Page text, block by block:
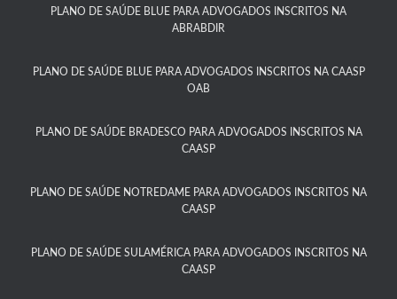
PLANO DE SAÚDE BLUE PARA ADVOGADOS INSCRITOS NA
ABRABDIR
PLANO DE SAÚDE BLUE PARA ADVOGADOS INSCRITOS NA CAASP
OAB
PLANO DE SAÚDE BRADESCO PARA ADVOGADOS INSCRITOS NA
CAASP​
PLANO DE SAÚDE NOTREDAME PARA ADVOGADOS INSCRITOS NA
CAASP​
PLANO DE SAÚDE SULAMÉRICA PARA ADVOGADOS INSCRITOS NA
CAASP​